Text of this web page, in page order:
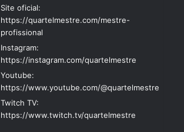
Site oficial:
https://quartelmestre.com/mestre-
profissional
Instagram:
https://instagram.com/quartelmestre
Youtube:
https://www.youtube.com/@quartelmestre
Twitch TV:
https://www.twitch.tv/quartelmestre